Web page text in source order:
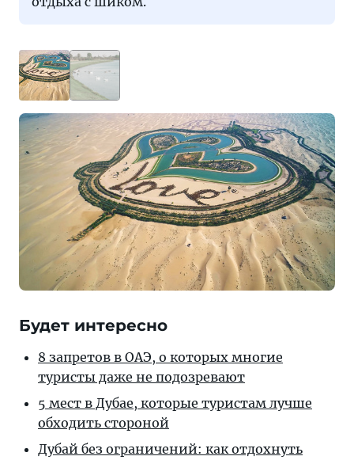
Будет интересно
8 запретов в ОАЭ, о которых многие
туристы даже не подозревают
5 мест в Дубае, которые туристам лучше
обходить стороной
Дубай без ограничений: как отдохнуть